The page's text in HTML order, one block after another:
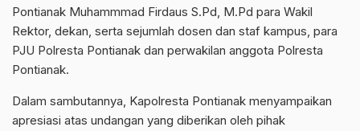
Pontianak Muhammmad Firdaus S.Pd, M.Pd para Wakil
Rektor, dekan, serta sejumlah dosen dan staf kampus, para
PJU Polresta Pontianak dan perwakilan anggota Polresta
Pontianak.
Dalam sambutannya, Kapolresta Pontianak menyampaikan
apresiasi atas undangan yang diberikan oleh pihak